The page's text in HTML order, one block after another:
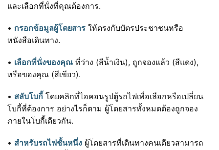
และเลือกที่นั่งที่คุณต้องการ.
• กรอกข้อมูลผู้โดยสาร ให้ตรงกับบัตรประชาชนหรือ
หนังสือเดินทาง.
• เลือกที่นั่งของคุณ ที่ว่าง (สีน้ำเงิน), ถูกจองแล้ว (สีแดง),
หรือของคุณ (สีเขียว).
• สลับโบกี้ โดยคลิกที่ไอคอนรูปตู้รถไฟเพื่อเลือกหรือเปลี่ยน
โบกี้ที่ต้องการ อย่างไรก็ตาม ผู้โดยสารทั้งหมดต้องถูกจอง
ภายในโบกี้เดียวกัน.
• สำหรับรถไฟชั้นหนึ่ง ผู้โดยสารที่เดินทางคนเดียวสามารถ